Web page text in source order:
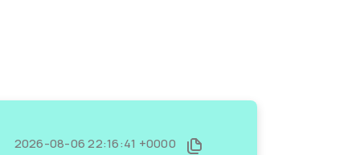
2026-08-06 22:16:41 +0000